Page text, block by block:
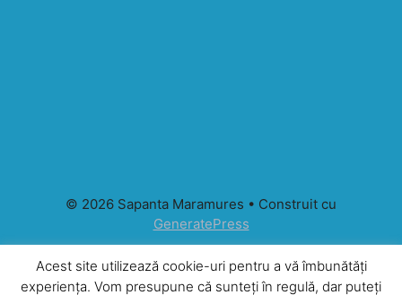
© 2026 Sapanta Maramures • Construit cu
GeneratePress
Acest site utilizează cookie-uri pentru a vă îmbunătăți
experiența. Vom presupune că sunteți în regulă, dar puteți